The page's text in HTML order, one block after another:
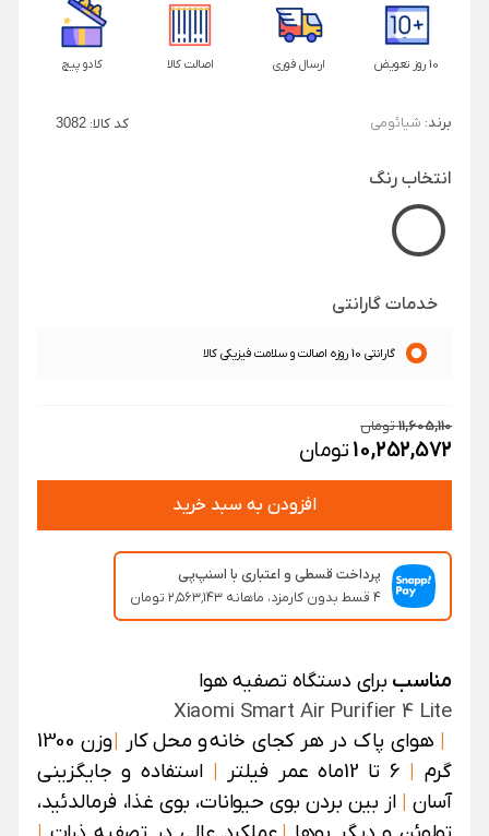
10 روز تعویض ارسال فوری اصالت کالا کادو پیچ
برند: شیائومی کد کالا:3082
انتخاب رنگ
خدمات گارانتی
گارانتی 10 روزه اصالت و سلامت فیزیکی کالا
11,605,110تومان
10,252,572تومان
افزودن به سبد خرید
پرداخت قسطی و اعتباری با اسنپ‌پی
۴ قسط بدون کارمزد، ماهانه ۲٬۵۶۳٬۱۴۳ تومان
مناسب برای دستگاه تصفیه هوا
Xiaomi Smart Air Purifier 4 Lite
هوای پاک در هر کجای خانهو محل کار
وزن 1300
گرم
استفاده و جایگزینی
آسان
از بین بردن بوی حیوانات، بوی غذا، فرمالدئید،